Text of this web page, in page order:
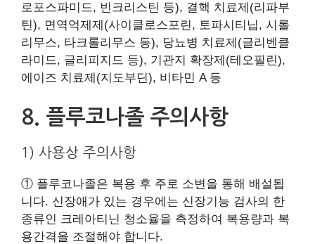
로포스파미드, 빈크리스틴 등), 결핵 치료제(리파부
틴), 면역억제제(사이클로스포린, 토파시티닙, 시롤
리무스, 타크롤리무스 등), 당뇨병 치료제(글리벤클
라미드, 글리피지드 등), 기관지 확장제(테오필린),
에이즈 치료제(지도부딘), 비타민 A 등
8. 플루코나졸 주의사항
1) 사용상 주의사항
① 플루코나졸은 복용 후 주로 소변을 통해 배설됩
니다. 신장애가 있는 경우에는 신장기능 검사의 한
종류인 크레아티닌 청소율을 측정하여 복용량과 복
용간격을 조절해야 합니다.